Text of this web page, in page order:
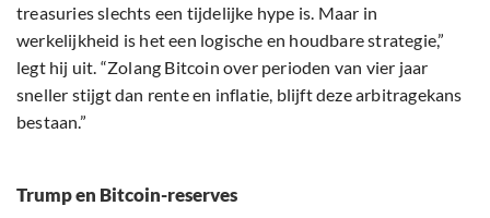
treasuries slechts een tijdelijke hype is. Maar in
werkelijkheid is het een logische en houdbare strategie,”
legt hij uit. “Zolang Bitcoin over perioden van vier jaar
sneller stijgt dan rente en inflatie, blijft deze arbitragekans
bestaan.”
Trump en Bitcoin-reserves